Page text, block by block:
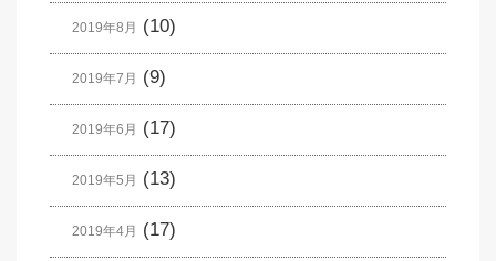
2019年8月 (10)
2019年7月 (9)
2019年6月 (17)
2019年5月 (13)
2019年4月 (17)